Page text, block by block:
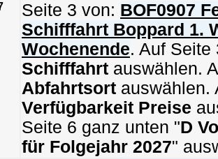
Seite 3 von: BOF0907
Schifffahrt Boppard 1.
Wochenende. Auf
Schifffahrt auswählen.
Abfahrtsort auswählen.
Verfügbarkeit Preise
Seite 6 ganz unten "D
für Folgejahr 2027"